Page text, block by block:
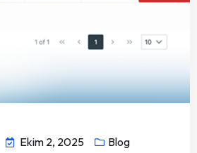
Ekim 2, 2025 Blog